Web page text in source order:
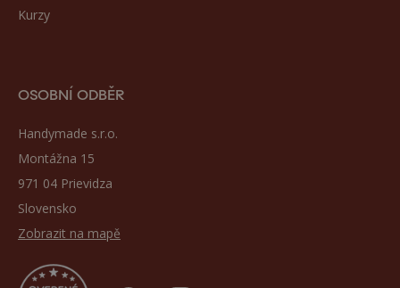
Kurzy
OSOBNÍ ODBĚR
Handymade s.r.o.
Montážna 15
971 04 Prievidza
Slovensko
Zobrazit na mapě